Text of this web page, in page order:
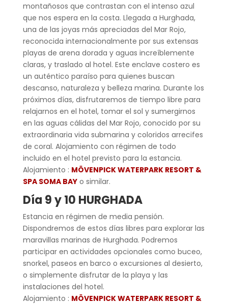
montañosos que contrastan con el intenso azul
que nos espera en la costa. Llegada a Hurghada,
una de las joyas más apreciadas del Mar Rojo,
reconocida internacionalmente por sus extensas
playas de arena dorada y aguas increíblemente
claras, y traslado al hotel. Este enclave costero es
un auténtico paraíso para quienes buscan
descanso, naturaleza y belleza marina. Durante los
próximos días, disfrutaremos de tiempo libre para
relajarnos en el hotel, tomar el sol y sumergirnos
en las aguas cálidas del Mar Rojo, conocido por su
extraordinaria vida submarina y coloridos arrecifes
de coral. Alojamiento con régimen de todo
incluido en el hotel previsto para la estancia.
Alojamiento : MÖVENPICK WATERPARK RESORT &
SPA SOMA BAYo similar.
Día 9 y 10 HURGHADA
Estancia en régimen de media pensión.
Dispondremos de estos días libres para explorar las
maravillas marinas de Hurghada. Podremos
participar en actividades opcionales como buceo,
snorkel, paseos en barco o excursiones al desierto,
o simplemente disfrutar de la playa y las
instalaciones del hotel.
Alojamiento : MÖVENPICK WATERPARK RESORT &